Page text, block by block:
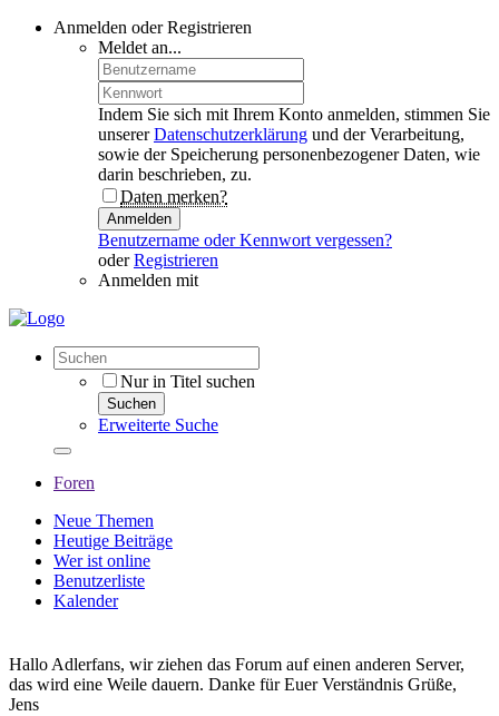
Anmelden oder Registrieren
Meldet an...
Indem Sie sich mit Ihrem Konto anmelden, stimmen Sie
unsererDatenschutzerklärung und der Verarbeitung,
sowie der Speicherung personenbezogener Daten, wie
darin beschrieben, zu.
Daten merken?
Anmelden
Benutzername oder Kennwort vergessen?
oderRegistrieren
Anmelden mit
Nur in Titel suchen
Suchen
Erweiterte Suche
Foren
Neue Themen
Heutige Beiträge
Wer ist online
Benutzerliste
Kalender
Hallo Adlerfans, wir ziehen das Forum auf einen anderen Server,
das wird eine Weile dauern. Danke für Euer Verständnis Grüße,
Jens